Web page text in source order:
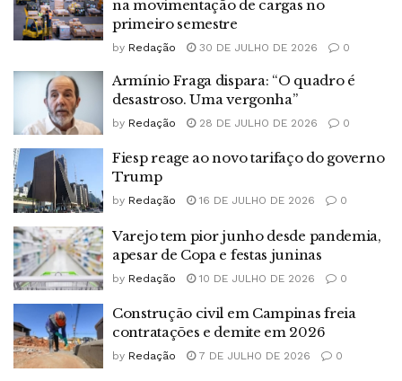
na movimentação de cargas no
primeiro semestre
by Redação 30 DE JULHO DE 2026 0
Armínio Fraga dispara: “O quadro é
desastroso. Uma vergonha”
by Redação 28 DE JULHO DE 2026 0
Fiesp reage ao novo tarifaço do governo
Trump
by Redação 16 DE JULHO DE 2026 0
Varejo tem pior junho desde pandemia,
apesar de Copa e festas juninas
by Redação 10 DE JULHO DE 2026 0
Construção civil em Campinas freia
contratações e demite em 2026
by Redação 7 DE JULHO DE 2026 0